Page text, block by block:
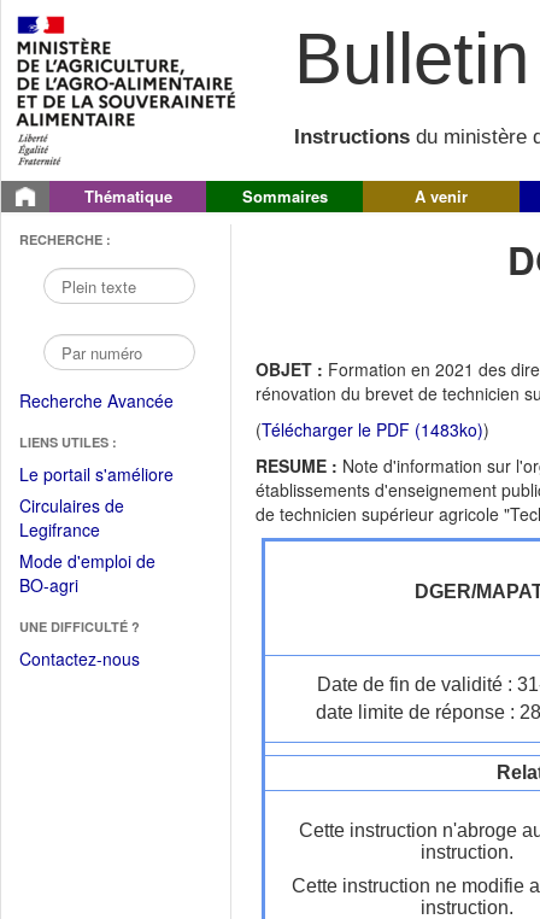
Instructions du ministère
Thématique Sommaires A venir
RECHERCHE :
Recherche Avancée
LIENS UTILES :
Le portail s'améliore(Fichier
Circulaires de
Legifrance(Ouvrir
dans
une
fenêtre)
Mode d'emploi de
BO-agri(Ouvrir
une
nouvelle
UNE DIFFICULTÉ ?
Contactez-nous
OBJET : Formation en 2021 des
rénovation du brevet de technicien
(Télécharger le PDF (1483ko))
RESUME : Note d'information sur
établissements d'enseignement
de technicien supérieur agricole
DGER/
Date de fin de validité :
date limite de réponse :
Cette instruction n'abroge
instruction.
Cette instruction ne modifie
instruction.